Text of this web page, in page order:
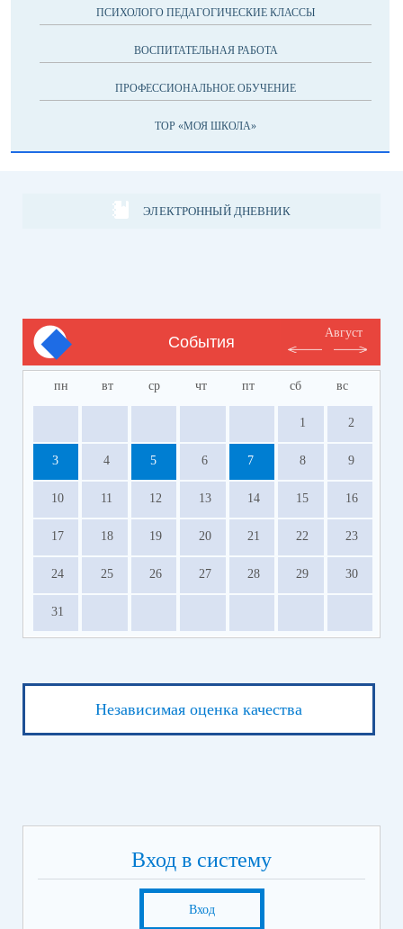
ПСИХОЛОГО ПЕДАГОГИЧЕСКИЕ КЛАССЫ
ВОСПИТАТЕЛЬНАЯ РАБОТА
ПРОФЕССИОНАЛЬНОЕ ОБУЧЕНИЕ
ТОР «МОЯ ШКОЛА»
ЭЛЕКТРОННЫЙ ДНЕВНИК
События
Август
пн вт ср чт пт сб вс
1 2
3 4 5 6 7 8 9
10 11 12 13 14 15 16
17 18 19 20 21 22 23
24 25 26 27 28 29 30
31
Независимая оценка качества
Вход в систему
Вход